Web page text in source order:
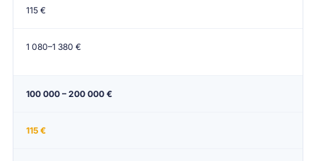
115 €
1 080–1 380 €
100 000 – 200 000 €
115 €